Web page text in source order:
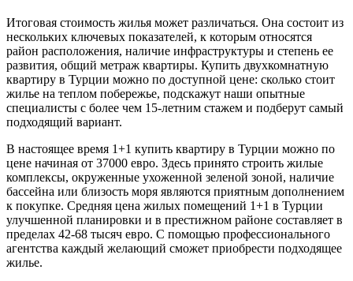
Итоговая стоимость жилья может различаться. Она состоит из
нескольких ключевых показателей, к которым относятся
район расположения, наличие инфраструктуры и степень ее
развития, общий метраж квартиры. Купить двухкомнатную
квартиру в Турции можно по доступной цене: сколько стоит
жилье на теплом побережье, подскажут наши опытные
специалисты с более чем 15-летним стажем и подберут самый
подходящий вариант.
В настоящее время 1+1 купить квартиру в Турции можно по
цене начиная от 37000 евро. Здесь принято строить жилые
комплексы, окруженные ухоженной зеленой зоной, наличие
бассейна или близость моря являются приятным дополнением
к покупке. Средняя цена жилых помещений 1+1 в Турции
улучшенной планировки и в престижном районе составляет в
пределах 42-68 тысяч евро. С помощью профессионального
агентства каждый желающий сможет приобрести подходящее
жилье.